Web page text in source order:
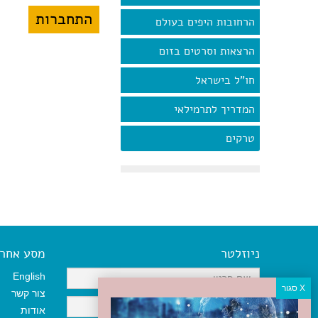
הרחובות היפים בעולם
הרצאות וסרטים בזום
חו"ל בישראל
המדריך לתרמילאי
טרקים
ניוזלטר מסע אחר
English
צור קשר
אודות